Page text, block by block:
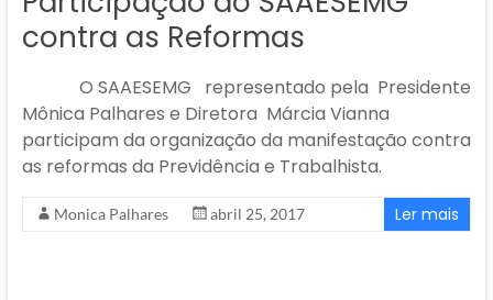
Sudeste
–
contra as Reformas
O SAAESEMG representado pela Presidente
Mônica Palhares e Diretora Márcia Vianna
participam da organização da manifestação contra
as reformas da Previdência e Trabalhista.
Monica Palhares abril 25, 2017 Ler mais